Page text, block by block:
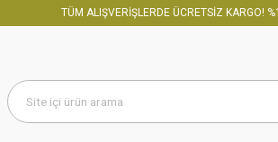
TÜM ALIŞVERİŞLERDE ÜCRETSİZ KARGO!